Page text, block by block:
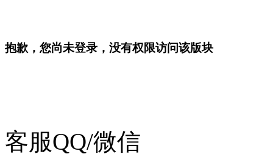
抱歉，您尚未登录，没有权限访问该版块
客服QQ/微信